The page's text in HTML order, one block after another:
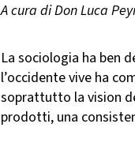
A cura di Don Luca
La sociologia ha ben
l’occidente vive ha
soprattutto la vision
prodotti, una